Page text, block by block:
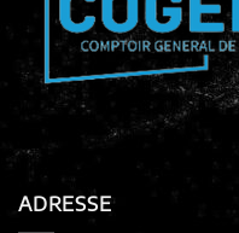
ADRESSE